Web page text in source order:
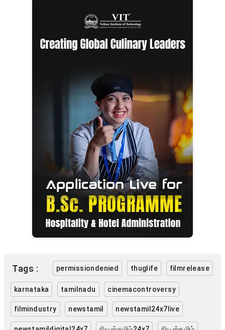
Tags : permissiondenied thuglife filmrelease
karnataka tamilnadu cinemacontroversy
filmindustry newstamil newstamil24x7live